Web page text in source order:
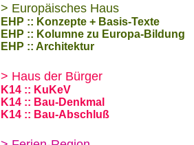
> Europäisches Haus
EHP :: Konzepte + Basis-Texte
EHP :: Kolumne zu Europa-Bildung
EHP :: Architektur
> Haus der Bürger
K14 :: KuKeV
K14 :: Bau-Denkmal
K14 :: Bau-Abschluß